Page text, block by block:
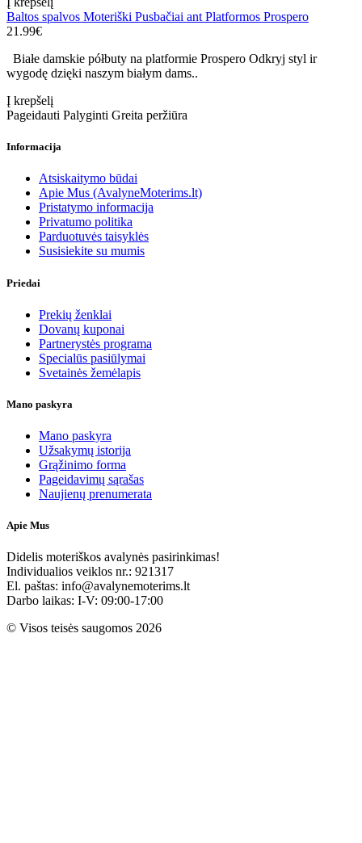
Baltos spalvos Moteriški Pusbačiai ant Platformos Prospero
21.99€
Białe damskie półbuty na platformie Prospero Odkryj styl ir
wygodę dzięki naszym białym dams..
Į krepšelį
Pageidauti Palyginti Greita peržiūra
Informacija
Atsiskaitymo būdai
Apie Mus (AvalyneMoterims.lt)
Pristatymo informacija
Privatumo politika
Parduotuvės taisyklės
Susisiekite su mumis
Priedai
Prekių ženklai
Dovanų kuponai
Partnerystės programa
Specialūs pasiūlymai
Svetainės žemėlapis
Mano paskyra
Mano paskyra
Užsakymų istorija
Grąžinimo forma
Pageidavimų sąrašas
Naujienų prenumerata
Apie Mus
Didelis moteriškos avalynės pasirinkimas!
Individualios veiklos nr.: 921317
El. paštas: info@avalynemoterims.lt
Darbo laikas: I-V: 09:00-17:00
© Visos teisės saugomos 2026